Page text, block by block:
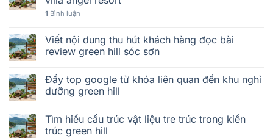
1 Bình luận
Viết nội dung thu hút khách hàng đọc bài
review green hill sóc sơn
Đẩy top google từ khóa liên quan đến khu nghỉ
dưỡng green hill
Tìm hiểu cấu trúc vật liệu tre trúc trong kiến
trúc green hill